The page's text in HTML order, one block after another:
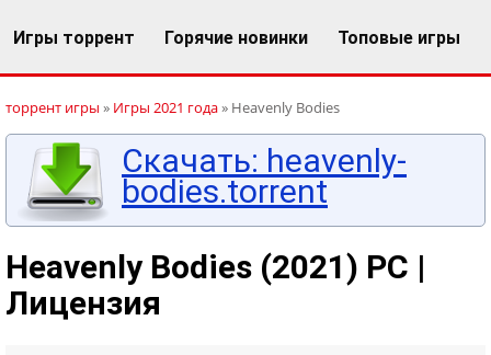
Игры торрент Горячие новинки Топовые игры
торрент игры » Игры 2021 года» Heavenly Bodies
Скачать: heavenly-
bodies.torrent
Heavenly Bodies (2021) PC |
Лицензия